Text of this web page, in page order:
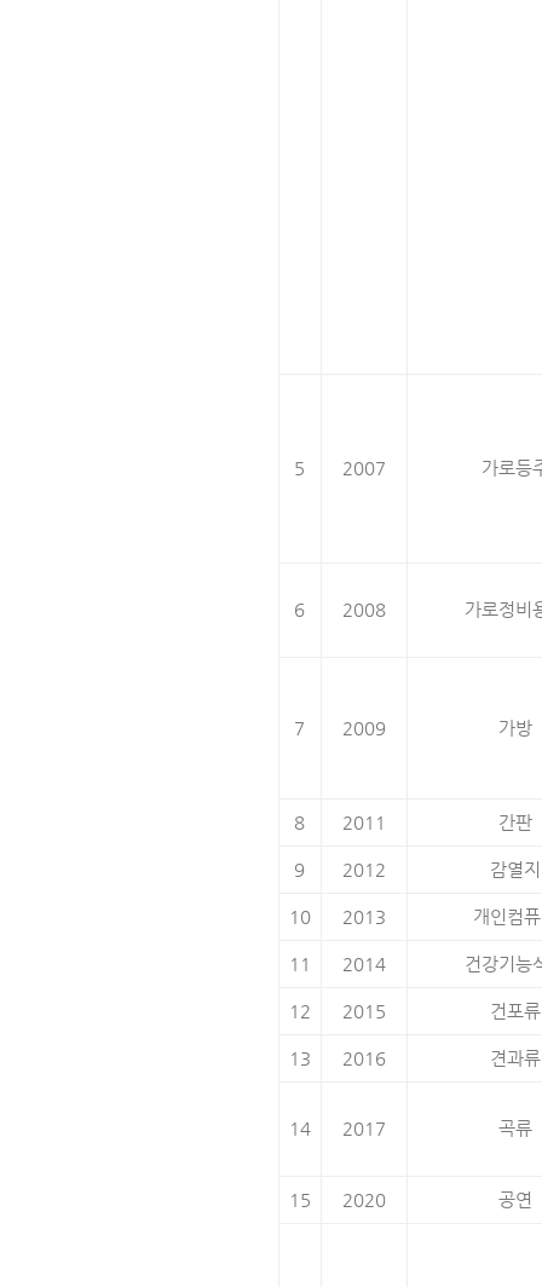
5 2007 가로등
6 2008 가로정비
7 2009 가방
8 2011 간판
9 2012 감열지
10 2013 개인컴
11 2014 건강기능
12 2015 건포류
13 2016 견과류
14 2017 곡류
15 2020 공연